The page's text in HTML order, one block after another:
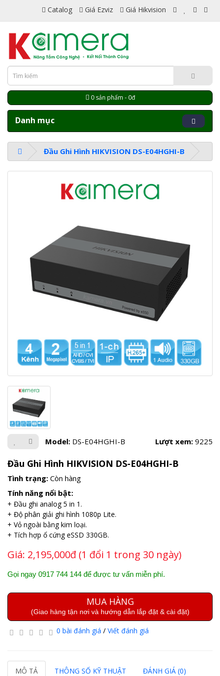
Catalog Giá Ezviz Giá Hikvision
0 sản phẩm - 0đ
Danh mục
Đầu Ghi Hình HIKVISION DS-E04HGHI-B
Model: DS-E04HGHI-B Lượt xem: 9225
Đầu Ghi Hình HIKVISION DS-E04HGHI-B
Tình trạng: Còn hàng
Tính năng nổi bật:
+ Đầu ghi analog 5 in 1.
+ Độ phân giải ghi hình 1080p Lite.
+ Vỏ ngoài bằng kim loại.
+ Tích hợp ổ cứng eSSD 330GB.
Giá: 2,195,000đ (1 đổi 1 trong 30 ngày)
Gọi ngay 0917 744 144 để được tư vấn miễn phí.
MUA HÀNG
(Giao hàng tận nơi và hướng dẫn lắp đặt & cài đặt)
0 bài đánh giá / Viết đánh giá
MÔ TẢ THÔNG SỐ KỸ THUẬT ĐÁNH GIÁ (0)